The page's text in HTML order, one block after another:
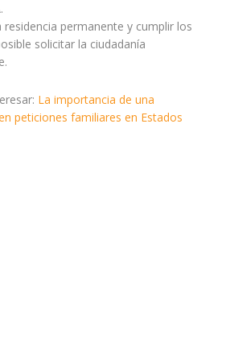
residencia permanente y cumplir los
solicitar la ciudadanía
La importancia de una
peticiones familiares en Estados